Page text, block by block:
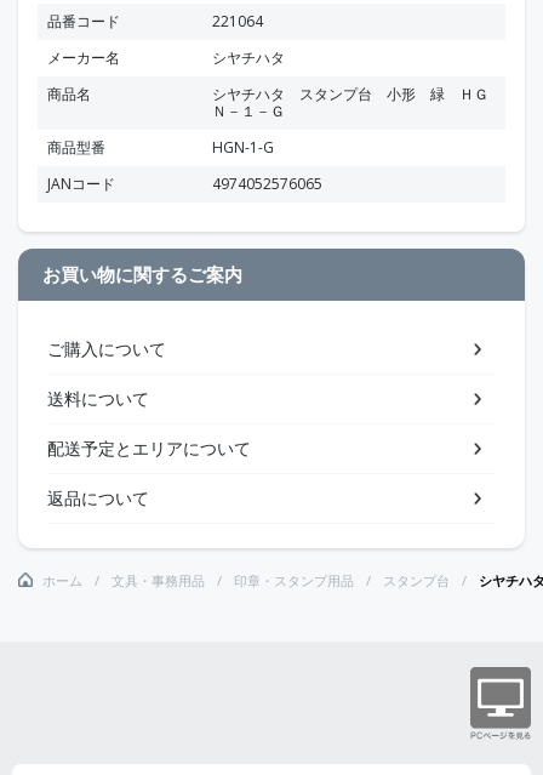
品番コード
221064
メーカー名
シヤチハタ
商品名
シヤチハタ スタンプ台 小形 緑 ＨＧ
Ｎ－１－Ｇ
商品型番
HGN-1-G
JANコード
4974052576065
お買い物に関するご案内
ご購入について
送料について
配送予定とエリアについて
返品について
ホーム 文具・事務用品 印章・スタンプ用品 スタンプ台 シヤチ